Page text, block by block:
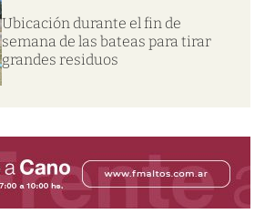
Ubicación durante el fin de
semana de las bateas para tirar
grandes residuos